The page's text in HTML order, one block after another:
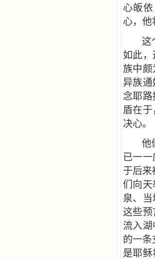
心皈
心，他
这
如此
族中
异族
念耶
盾在
决心。
他
已一
于后来
们向天
泉、
这些
流入湖
的一条
是耶